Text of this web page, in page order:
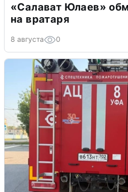
«Салават Юлаев»
на вратаря
8 августа 0